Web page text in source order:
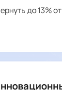
до 13%